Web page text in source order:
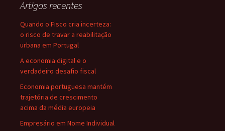
Artigos recentes
Quando o Fisco cria incerteza:
o risco de travar a reabilitação
urbana em Portugal
A economia digital e o
verdadeiro desafio fiscal
Economia portuguesa mantém
trajetória de crescimento
acima da média europeia
Empresário em Nome Individual